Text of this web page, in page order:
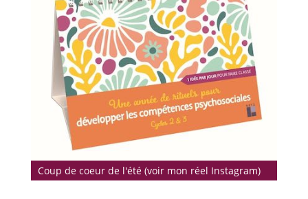
Coup de coeur de l'été (voir mon réel Instagram)